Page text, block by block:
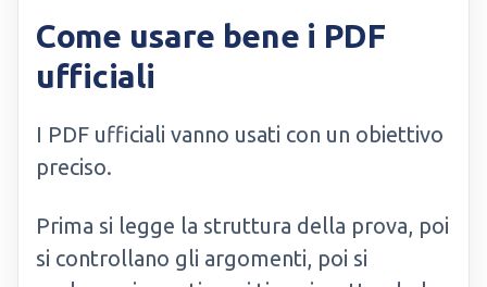
Come usare bene i PDF
ufficiali
I PDF ufficiali vanno usati con un obiettivo
preciso.
Prima si legge la struttura della prova, poi
si controllano gli argomenti, poi si